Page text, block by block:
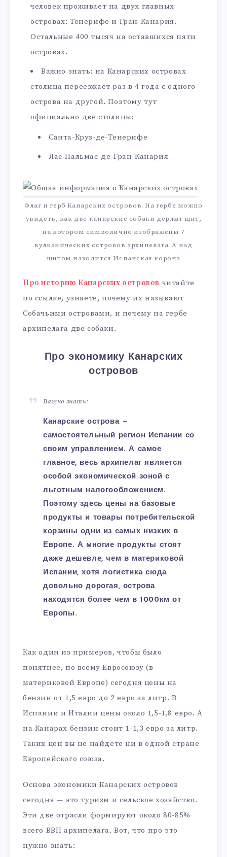
человек проживает на двух главных
островах: Тенерифе и Гран-Канария.
Остальные 400 тысяч на оставшихся пяти
островах.
Важно знать: на Канарских островах
столица переезжает раз в 4 года с одного
острова на другой. Поэтому тут
официально две столицы:
Санта-Круз-де-Тенерифе
Лас-Пальмас-де-Гран-Канария
Флаг и герб Канарских островов. На гербе можно
увидеть, как две канарские собаки держат щит,
на котором символично изображены 7
вулканических островов архипелага. А над
щитом находится Испанская корона
Про историю Канарских островов читайте
по ссылке, узнаете, почему их называют
Собачьими островами, и почему на гербе
архипелага две собаки.
Про экономику Канарских
островов
Важно знать:
Канарские острова —
самостоятельный регион Испании со
своим управлением. А самое
главное, весь архипелаг является
особой экономической зоной с
льготным налогообложением.
Поэтому здесь цены на базовые
продукты и товары потребительской
корзины одни из самых низких в
Европе. А многие продукты стоят
даже дешевле, чем в материковой
Испании, хотя логистика сюда
довольно дорогая, острова
находятся более чем в 1000км от
Европы.
Как один из примеров, чтобы было
понятнее, по всему Евросоюзу (в
материковой Европе) сегодня цены на
бензин от 1,5 евро до 2 евро за литр. В
Испании и Италии цены около 1,5-1,8 евро. А
на Канарах бензин стоит 1-1,3 евро за литр.
Таких цен вы не найдете ни в одной стране
Европейского союза.
Основа экономики Канарских островов
сегодня — это туризм и сельское хозяйство.
Эти две отрасли формируют около 80-85%
всего ВВП архипелага. Вот, что про это
нужно знать: